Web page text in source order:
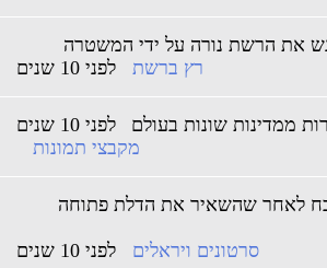
את הרשת נורה על ידי המשטרה
לפני 10 שנים
רץ ברשת
לפני 10 שנים
מקבצי תמונות
לאחר שהשאיר את הדלת פתוחה
לפני 10 שנים
סרטונים ויראלים